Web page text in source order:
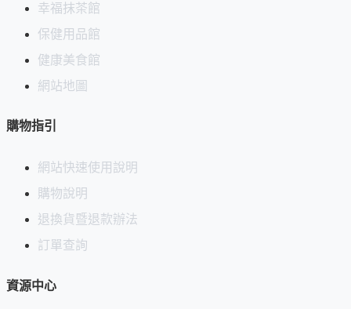
幸福抹茶館
保健用品館
健康美食館
網站地圖
購物指引
網站快速使用說明
購物說明
退換貨暨退款辦法
訂單查詢
資源中心